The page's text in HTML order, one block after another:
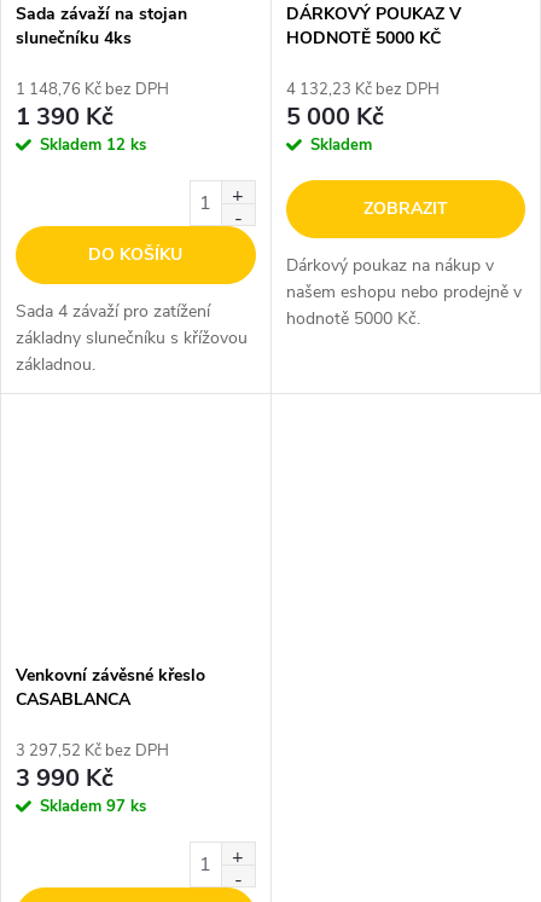
Sada závaží na stojan
slunečníku 4ks
1 148,76 Kč bez DPH
1 390 Kč
Skladem 12 ks
DO KOŠÍKU
Sada 4 závaží pro zatížení
základny slunečníku s křížovou
základnou.
DÁRKOVÝ POUKAZ V
HODNOTĚ 5000 KČ
4 132,23 Kč bez DPH
5 000 Kč
Skladem
ZOBRAZIT
Dárkový poukaz na nákup v
našem eshopu nebo prodejně v
hodnotě 5000 Kč.
Venkovní závěsné křeslo
CASABLANCA
3 297,52 Kč bez DPH
3 990 Kč
Skladem 97 ks